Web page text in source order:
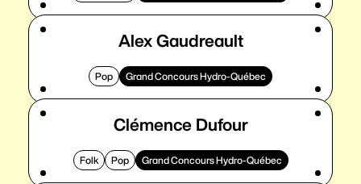
Alex Gaudreault
Pop Grand Concours Hydro-Québec
Clémence Dufour
Folk Pop Grand Concours Hydro-Québec